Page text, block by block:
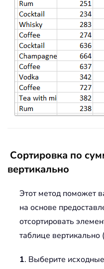
Сортировка по
вертикально
Этот метод поможет
на основе
отсортировать
таблице вертикально
1. Выберите